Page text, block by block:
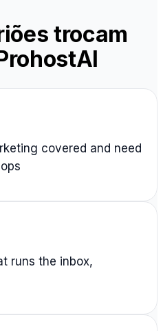
trocam
covered and need
runs the inbox,